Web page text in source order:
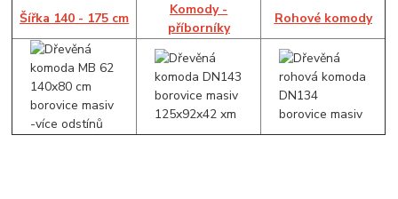
Šířka 140 - 175 cm
Komody -
příborníky
Rohové komody